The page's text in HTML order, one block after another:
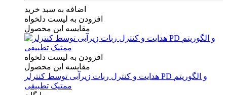
اضافه به سبد خرید
افزودن به لیست دلخواه
مقایسه این محصول
افزودن به لیست دلخواه
مقایسه این محصول
هدایت و کنترل ربات زیرآبی توسط کنترلر PD و الگوریتم
ممتیک تطبیقی